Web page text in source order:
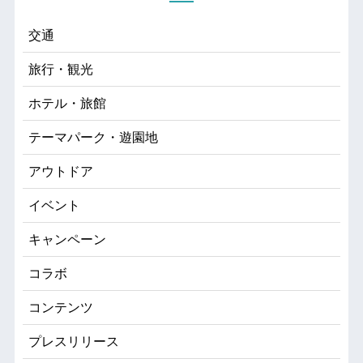
交通
旅行・観光
ホテル・旅館
テーマパーク・遊園地
アウトドア
イベント
キャンペーン
コラボ
コンテンツ
プレスリリース